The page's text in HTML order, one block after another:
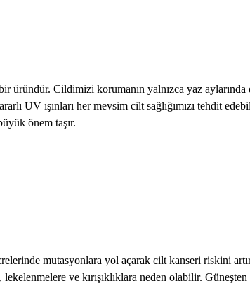
üründür. Cildimizi korumanın yalnızca yaz aylarında
UV ışınları her mevsim cilt sağlığımızı tehdit
önem taşır.
mutasyonlara yol açarak cilt kanseri riskini
ve kırışıklıklara neden olabilir.